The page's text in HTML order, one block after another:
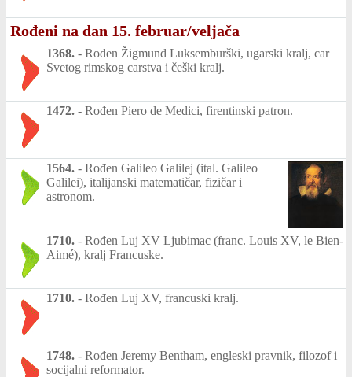
Rođeni na dan 15. februar/veljača
1368. - Rođen Žigmund Luksemburški, ugarski kralj, car
Svetog rimskog carstva i češki kralj.
1472. - Rođen Piero de Medici, firentinski patron.
1564. - Rođen Galileo Galilej (ital. Galileo
Galilei), italijanski matematičar, fizičar i
astronom.
1710. - Rođen Luj XV Ljubimac (franc. Louis XV, le Bien-
Aimé), kralj Francuske.
1710. - Rođen Luj XV, francuski kralj.
1748. - Rođen Jeremy Bentham, engleski pravnik, filozof i
socijalni reformator.